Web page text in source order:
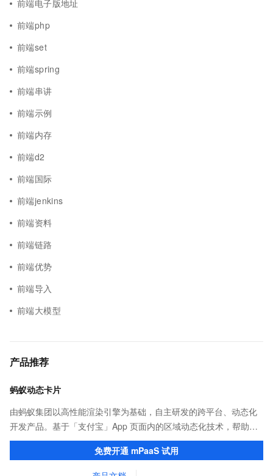
前端电子版地址
前端php
前端set
前端spring
前端串讲
前端示例
前端内存
前端d2
前端国际
前端jenkins
前端资料
前端链路
前端优势
前端导入
前端大模型
产品推荐
蚂蚁动态卡片
由蚂蚁集团以高性能渲染引擎为基础，自主研发的跨平台、动态化
开发产品。基于「支付宝」App 页面内的区域动态化技术，帮助客
户提升研发效率的同时，追求轻量、流畅的 App 性能体验。
免费开通 mPaaS 试用